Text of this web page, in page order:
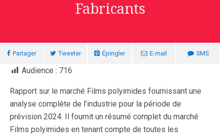
Fabricants
Partager Tweeter Épingler E-mail SMS
Audience : 716
Rapport sur le marché Films polyimides fournissant une
analyse complète de l’industrie pour la période de
prévision 2024. Il fournit un résumé complet du marché
Films polyimides en tenant compte de toutes les